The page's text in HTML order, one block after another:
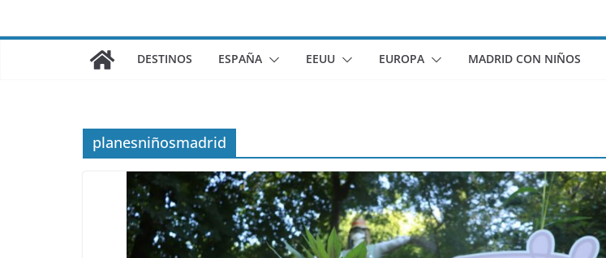
DESTINOS ESPAÑA EEUU EUROPA MADRID CON NIÑOS
planesniñosmadrid